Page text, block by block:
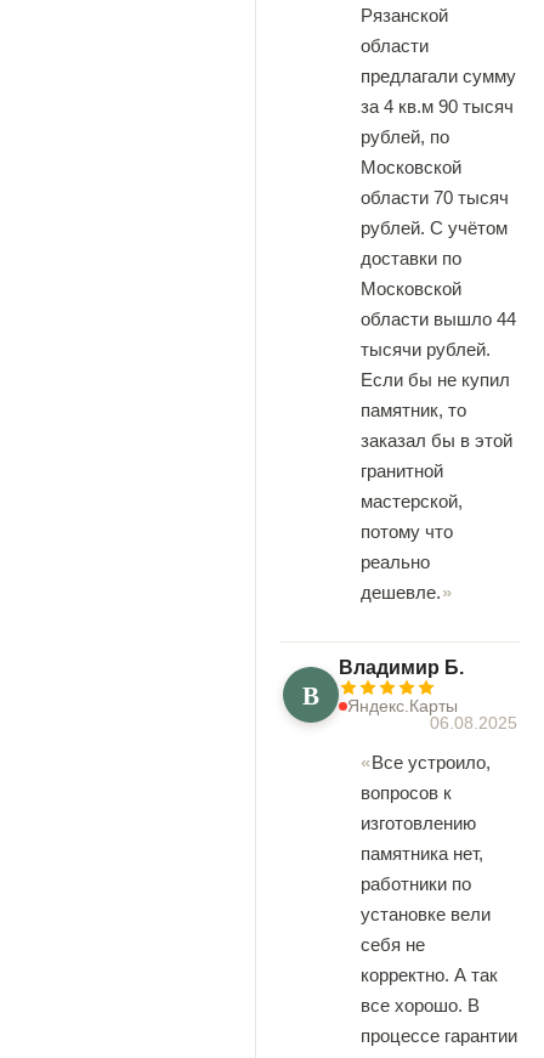
Рязанской
области
предлагали сумму
за 4 кв.м 90 тысяч
рублей, по
Московской
области 70 тысяч
рублей. С учётом
доставки по
Московской
области вышло 44
тысячи рублей.
Если бы не купил
памятник, то
заказал бы в этой
гранитной
мастерской,
потому что
реально
дешевле.
В
Владимир Б.
Яндекс.Карты
06.08.2025
Все устроило,
вопросов к
изготовлению
памятника нет,
работники по
установке вели
себя не
корректно. А так
все хорошо. В
процессе гарантии